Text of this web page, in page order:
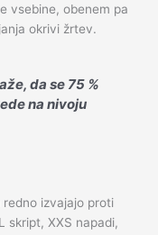
vsebine, obenem pa
okrivi žrtev.
da se 75 %
na nivoju
redno izvajajo proti
skript, XXS napadi,